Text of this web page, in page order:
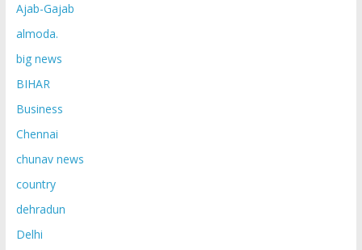
Ajab-Gajab
almoda.
big news
BIHAR
Business
Chennai
chunav news
country
dehradun
Delhi